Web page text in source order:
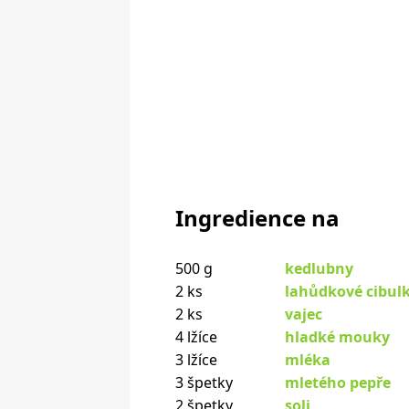
Ingredience na
500 g
kedlubny
2 ks
lahůdkové
2 ks
vajec
4 lžíce
hladké mouky
3 lžíce
mléka
3 špetky
mletého pepře